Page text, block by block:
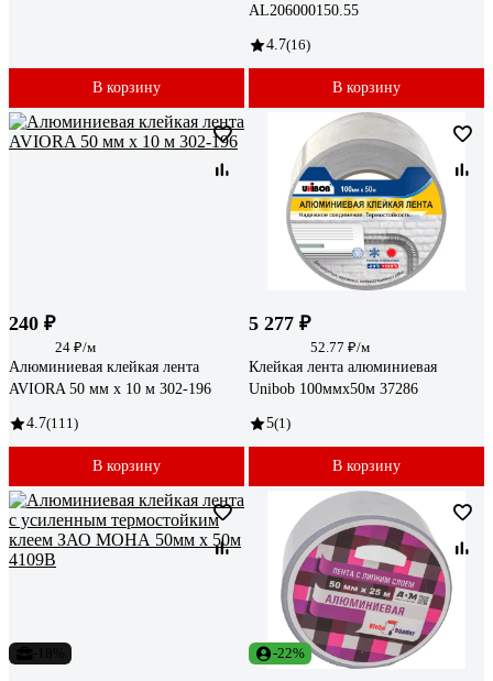
В корзину
AL206000150.55
4.7(16)
В корзину
240 ₽
24 ₽/м
Алюминиевая клейкая лента
AVIORA 50 мм х 10 м 302-196
4.7(111)
В корзину
5 277 ₽
52.77 ₽/м
Клейкая лента алюминиевая
Unibob 100ммх50м 37286
5(1)
В корзину
-22%